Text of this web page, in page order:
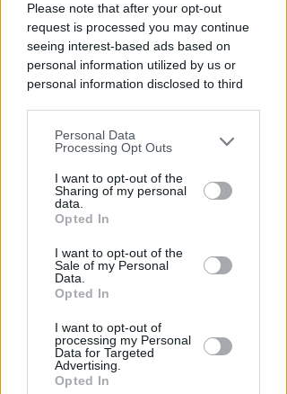
Please note that after your opt-out
request is processed you may continue
seeing interest-based ads based on
personal information utilized by us or
personal information disclosed to third
You may separately opt-out of the further
disclosure of your personal information
by third parties on the IAB’s list of
downstream participants.
by us to third parties on the IAB’s List of
Downstream Participants that may
further disclose it to other third parties.
Personal Data
Processing Opt Outs
I want to opt-out of the
Sharing of my personal
data.
Opted In
I want to opt-out of the
Sale of my Personal
Data.
Opted In
I want to opt-out of
processing my Personal
Data for Targeted
Advertising.
Opted In
Insolitour Rimini, aperte le
prenotazioni per le due date di
agosto
diRedazione
ENORME DANNO DI IMMAGINE
degrado e delinquenza. Fipe: un
paradosso
Redazione